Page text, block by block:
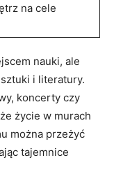
na cele
nauki, ​ale
i literatury.
koncerty czy
życie w murach
można przeżyć
‍tajemnice